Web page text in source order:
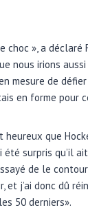
choc », a déclaré
nous irions
mesure de
en forme pour
heureux que
été surpris qu’il
de le
et j’ai donc dû
50 derniers».